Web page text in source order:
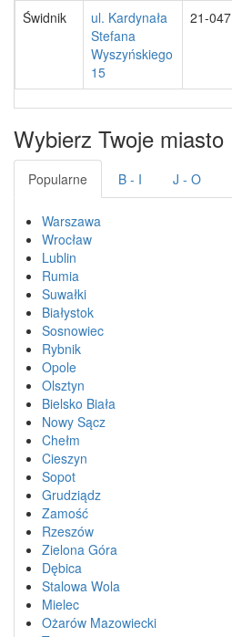
Świdnik
ul. Kardynała
Stefana
Wyszyńskiego
15
21-047
Wybierz Twoje miasto
Popularne B - I J - O
Warszawa
Wrocław
Lublin
Rumia
Suwałki
Białystok
Sosnowiec
Rybnik
Opole
Olsztyn
Bielsko Biała
Nowy Sącz
Chełm
Cieszyn
Sopot
Grudziądz
Zamość
Rzeszów
Zielona Góra
Dębica
Stalowa Wola
Mielec
Ożarów Mazowiecki